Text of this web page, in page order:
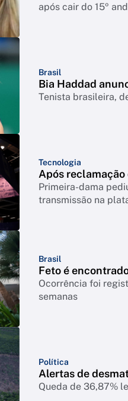
após cair do 15º
Brasil
Bia Haddad
Tenista brasileira,
Tecnologia
Após reclamação
Primeira-dama
transmissão na
Brasil
Feto é
Ocorrência foi
semanas
Política
Alertas de
Queda de 36,87%